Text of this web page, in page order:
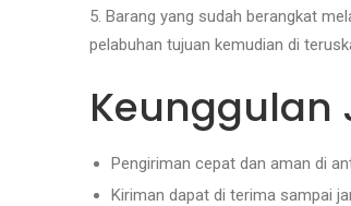
5. Barang yang sudah berangkat
pelabuhan tujuan kemudian di
Keunggulan
Pengiriman cepat dan aman di
Kiriman dapat di terima sampai